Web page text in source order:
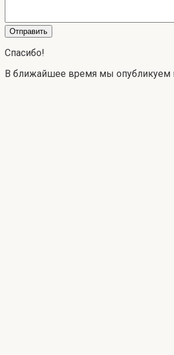
Спасибо!
В ближайшее время мы